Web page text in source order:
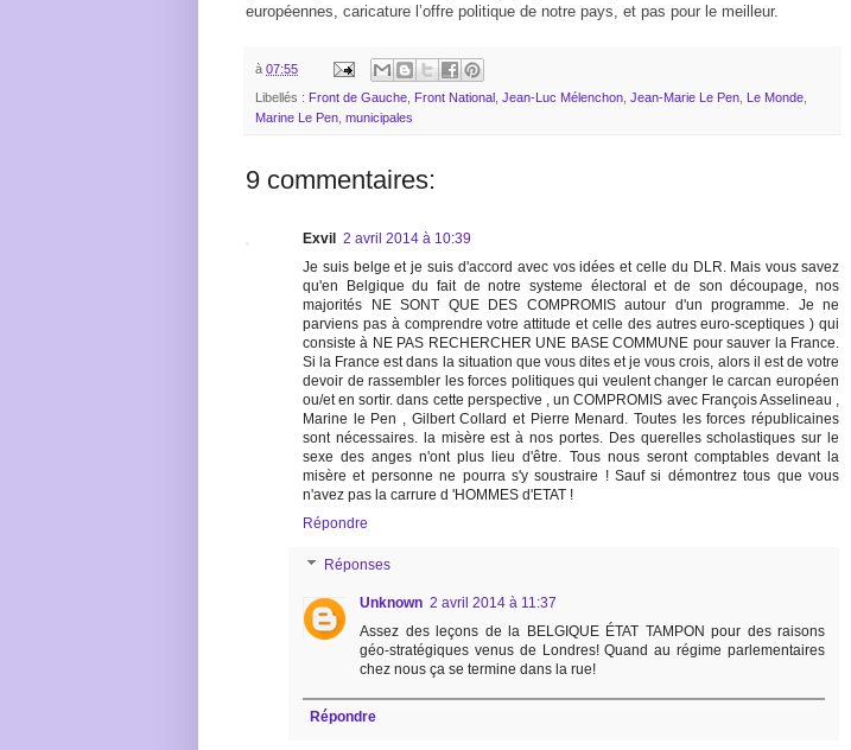
européennes, caricature l’offre politique de notre pays, et pas pour le meilleur.
à 07:55
Libellés : Front de Gauche Front National Jean-Luc Mélenchon Jean-Marie Le Pen Le Monde
Marine Le Pen municipales
9 commentaires:
Exvil
2 avril 2014 à 10:39
Je suis belge et je suis d'accord avec vos idées et celle du DLR. Mais vous savez
qu'en Belgique du fait de notre systeme électoral et de son découpage, nos
majorités NE SONT QUE DES COMPROMIS autour d'un programme. Je ne
parviens pas à comprendre votre attitude et celle des autres euro-sceptiques ) qui
consiste à NE PAS RECHERCHER UNE BASE COMMUNE pour sauver la France.
Si la France est dans la situation que vous dites et je vous crois, alors il est de votre
devoir de rassembler les forces politiques qui veulent changer le carcan européen
ou/et en sortir. dans cette perspective , un COMPROMIS avec François Asselineau ,
Marine le Pen , Gilbert Collard et Pierre Menard. Toutes les forces républicaines
sont nécessaires. la misère est à nos portes. Des querelles scholastiques sur le
sexe des anges n'ont plus lieu d'être. Tous nous seront comptables devant la
misère et personne ne pourra s'y soustraire ! Sauf si démontrez tous que vous
n'avez pas la carrure d 'HOMMES d'ETAT !
Répondre
Réponses
Unknown 2 avril 2014 à 11:37
Assez des leçons de la BELGIQUE ÉTAT TAMPON pour des raisons
géo-stratégiques venus de Londres! Quand au régime parlementaires
chez nous ça se termine dans la rue!
Répondre